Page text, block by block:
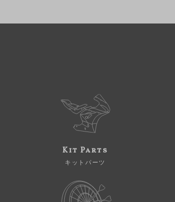
Kit Parts
キットパーツ